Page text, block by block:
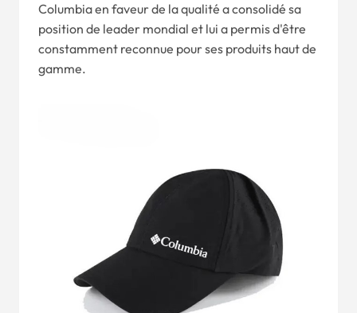
Columbia en faveur de la qualité a consolidé sa
position de leader mondial et lui a permis d'être
constamment reconnue pour ses produits haut de
gamme.